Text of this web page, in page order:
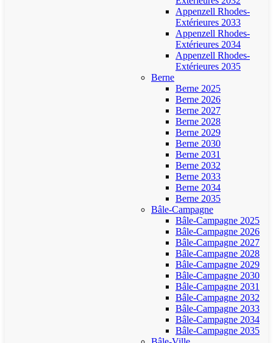
Appenzell Rhodes-
Extérieures 2033
Appenzell Rhodes-
Extérieures 2034
Appenzell Rhodes-
Extérieures 2035
Berne
Berne 2025
Berne 2026
Berne 2027
Berne 2028
Berne 2029
Berne 2030
Berne 2031
Berne 2032
Berne 2033
Berne 2034
Berne 2035
Bâle-Campagne
Bâle-Campagne 2025
Bâle-Campagne 2026
Bâle-Campagne 2027
Bâle-Campagne 2028
Bâle-Campagne 2029
Bâle-Campagne 2030
Bâle-Campagne 2031
Bâle-Campagne 2032
Bâle-Campagne 2033
Bâle-Campagne 2034
Bâle-Campagne 2035